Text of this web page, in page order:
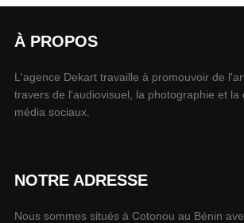
À PROPOS
L'agence Dekart travaille à promouvoir de
travers de l'audiovisuel, la photographie et la
média sociaux.
NOTRE ADRESSE
Nous sommes situés à Cotonou au Bénin